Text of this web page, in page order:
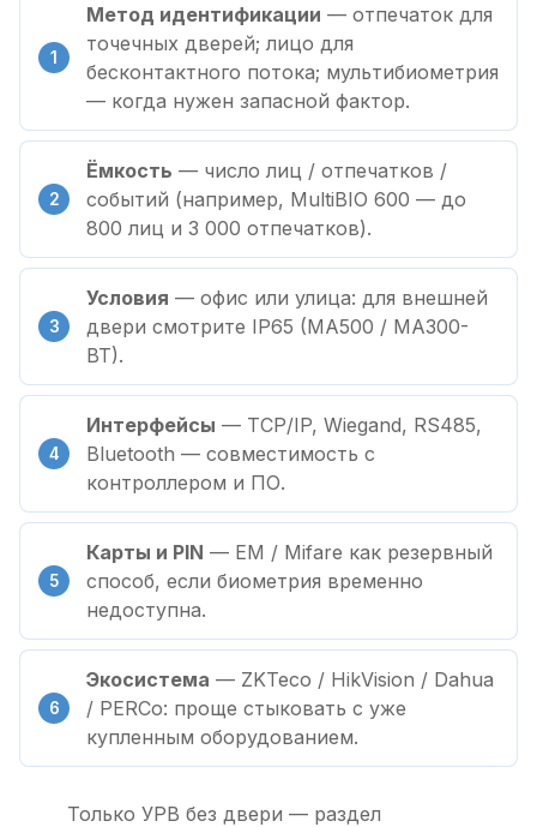
Метод идентификации — отпечаток для
точечных дверей; лицо для
бесконтактного потока; мультибиометрия
— когда нужен запасной фактор.
Ёмкость — число лиц / отпечатков /
событий (например, MultiBIO 600 — до
800 лиц и 3 000 отпечатков).
Условия — офис или улица: для внешней
двери смотрите IP65 (MA500 / MA300-
BT).
Интерфейсы — TCP/IP, Wiegand, RS485,
Bluetooth — совместимость с
контроллером и ПО.
Карты и PIN — EM / Mifare как резервный
способ, если биометрия временно
недоступна.
Экосистема — ZKTeco / HikVision / Dahua
/ PERCo: проще стыковать с уже
купленным оборудованием.
Только УРВ без двери — раздел